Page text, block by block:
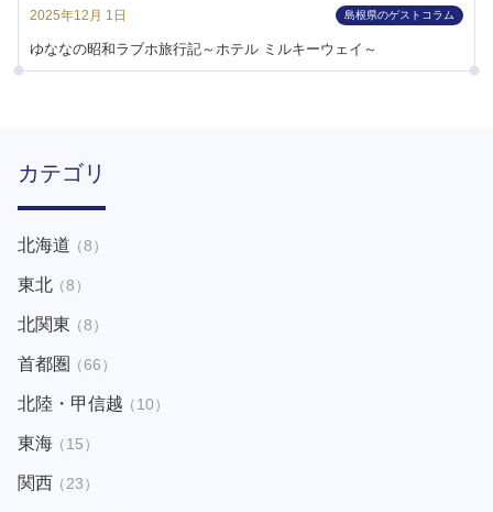
2025年12月 1日 島根県のゲストコラム
ゆななの昭和ラブホ旅行記～ホテル ミルキーウェイ～
カテゴリ
北海道（8）
東北（8）
北関東（8）
首都圏 （66）
北陸・甲信越（10）
東海（15）
関西 （23）